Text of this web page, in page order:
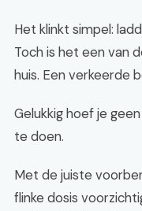
Het klinkt simpel:
Toch is het een van
huis. Een verkeerde
Gelukkig hoef je
te doen.
Met de juiste
flinke dosis